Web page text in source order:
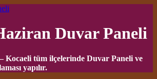
Duvar Paneli
Kocaeli tüm ilçelerinde Duvar Paneli ve
yapılır.